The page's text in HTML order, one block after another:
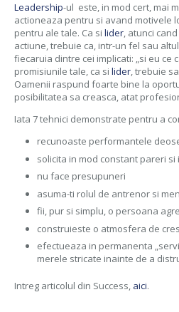
Leadership-ul este, in mod cert, mai
actioneaza pentru si avand motivele
pentru ale tale. Ca si lider, atunci
actiune, trebuie ca, intr-un fel sau
fiecaruia dintre cei implicati: „si eu ce
promisiunile tale, ca si lider, trebuie
Oamenii raspund foarte bine la
posibilitatea sa creasca, atat
Iata 7 tehnici demonstrate pentru a
recunoaste performantele
solicita in mod constant pareri si
nu face presupuneri
asuma-ti rolul de antrenor si
fii, pur si simplu, o persoana
construieste o atmosfera de
efectueaza in permanenta
merele stricate inainte de a
Intreg articolul din Success, aici.